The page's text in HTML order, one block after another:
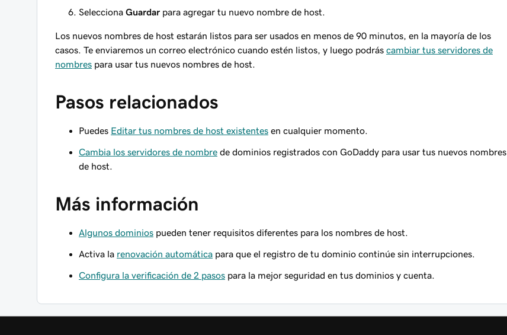
Selecciona Guardar para agregar tu nuevo nombre de host.
Los nuevos nombres de host estarán listos para ser usados en menos de 90 minutos, en la mayoría de los
casos. Te enviaremos un correo electrónico cuando estén listos, y luego podrás cambiar tus servidores de
nombres para usar tus nuevos nombres de host.
Pasos relacionados
Puedes Editar tus nombres de host existentes en cualquier momento.
Cambia los servidores de nombre de dominios registrados con GoDaddy para usar tus nuevos nombres
de host.
Más información
Algunos dominios pueden tener requisitos diferentes para los nombres de host.
Activa la renovación automática para que el registro de tu dominio continúe sin interrupciones.
Configura la verificación de 2 pasos para la mejor seguridad en tus dominios y cuenta.